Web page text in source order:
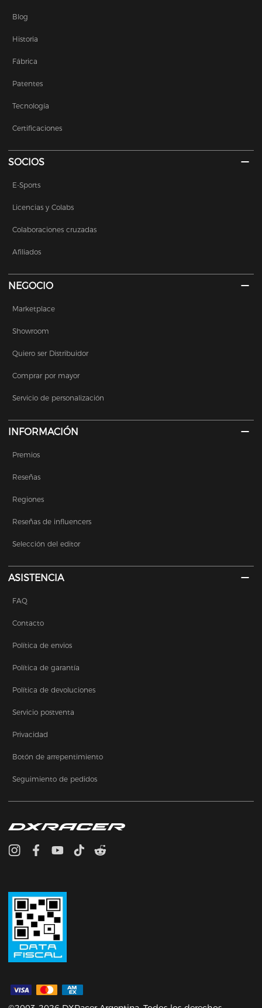
Blog
Historia
Fábrica
Patentes
Tecnología
Certificaciones
SOCIOS
E-Sports
Licencias y Colabs
Colaboraciones cruzadas
Afiliados
NEGOCIO
Marketplace
Showroom
Quiero ser Distribuidor
Comprar por mayor
Servicio de personalización
INFORMACIÓN
Premios
Reseñas
Regiones
Reseñas de influencers
Selección del editor
ASISTENCIA
FAQ
Contacto
Política de envios
Política de garantía
Política de devoluciones
Servicio postventa
Privacidad
Botón de arrepentimiento
Seguimiento de pedidos